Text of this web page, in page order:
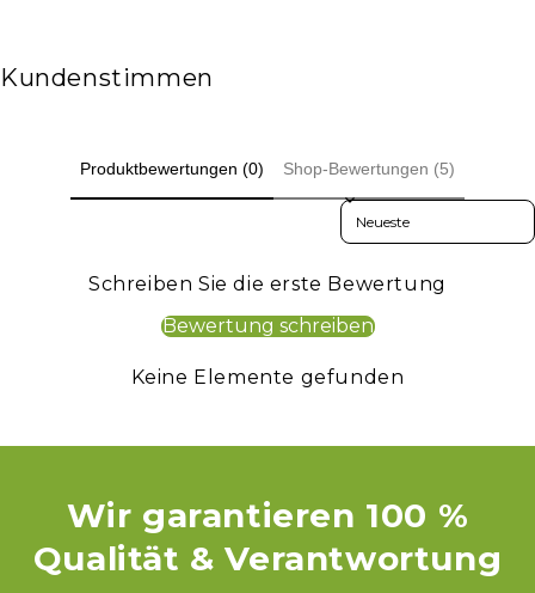
Kundenstimmen
Produktbewertungen (0) Shop-Bewertungen (5)
Sort reviews by
Schreiben Sie die erste Bewertung
Bewertung schreiben
Keine Elemente gefunden
Wir garantieren 100 %
Qualität & Verantwortung